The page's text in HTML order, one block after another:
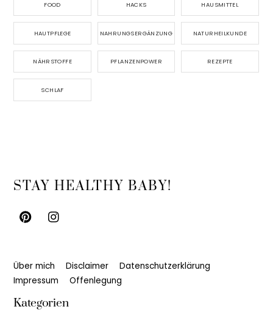
FOOD HACKS HAUSMITTEL
HAUTPFLEGE NAHRUNGSERGÄNZUNG NATURHEILKUNDE
NÄHRSTOFFE PFLANZENPOWER REZEPTE
SCHLAF
Back
STAY HEALTHY BABY!
Über mich Disclaimer
Datenschutzerklärung
Impressum
Offenlegung
Kategorien